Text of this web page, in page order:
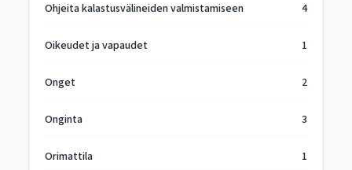
Ohjeita kalastusvälineiden valmistamiseen 4
Oikeudet ja vapaudet 1
Onget 2
Onginta 3
Orimattila 1